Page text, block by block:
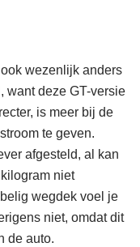
wezenlijk anders
want deze GT-versie
is meer bij de
te geven.
afgesteld, al kan
niet
wegdek voel je
niet, omdat dit
de auto.